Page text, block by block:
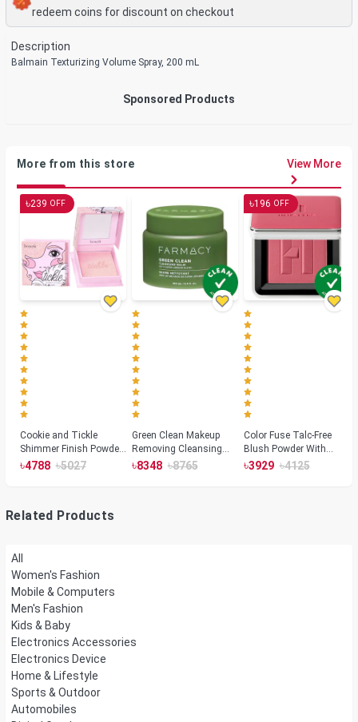
redeem coins for discount on checkout
Description
Balmain Texturizing Volume Spray, 200 mL
Sponsored Products
More from this store View More
৳239 OFF
Cookie and Tickle
Shimmer Finish Powder
Highlighters
৳4788 ৳5027
Green Clean Makeup
Removing Cleansing
Balm
৳8348 ৳8765
৳196 OFF
Color Fuse Talc-Free
Blush Powder With
Fermented Arnica
৳3929 ৳4125
Related Products
All
Women's Fashion
Mobile & Computers
Men's Fashion
Kids & Baby
Electronics Accessories
Electronics Device
Home & Lifestyle
Sports & Outdoor
Automobiles